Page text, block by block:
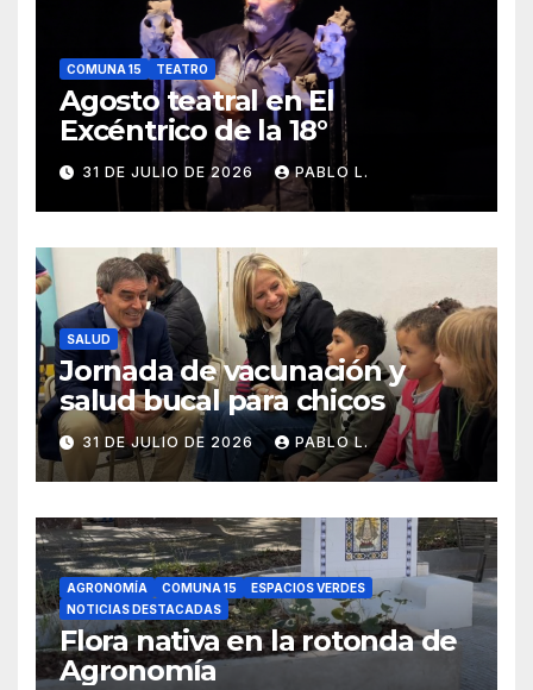
COMUNA 15 TEATRO
Agosto teatral en El
Excéntrico de la 18°
31 DE JULIO DE 2026 PABLO L.
SALUD
Jornada de vacunación y
salud bucal para chicos
31 DE JULIO DE 2026 PABLO L.
AGRONOMÍA COMUNA 15
ESPACIOS VERDES
NOTICIAS DESTACADAS
Flora nativa en la rotonda de
Agronomía